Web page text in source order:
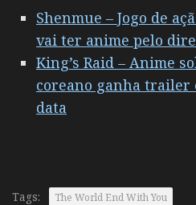
Shenmue – Jogo de
vai ter anime pelo
King’s Raid – Anime
coreano ganha trailer
data
Tags: The World End With You